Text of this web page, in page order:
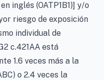
inglés (OATP1B1)] y/o
riesgo de exposición
individual de
c.421AA está
1.6 veces más a la
o 2.4 veces la